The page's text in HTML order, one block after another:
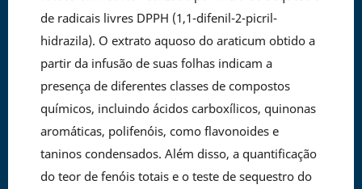
de radicais livres DPPH (1,1-difenil-2-picril-
hidrazila). O extrato aquoso do araticum obtido a
partir da infusão de suas folhas indicam a
presença de diferentes classes de compostos
químicos, incluindo ácidos carboxílicos, quinonas
aromáticas, polifenóis, como flavonoides e
taninos condensados. Além disso, a quantificação
do teor de fenóis totais e o teste de sequestro do